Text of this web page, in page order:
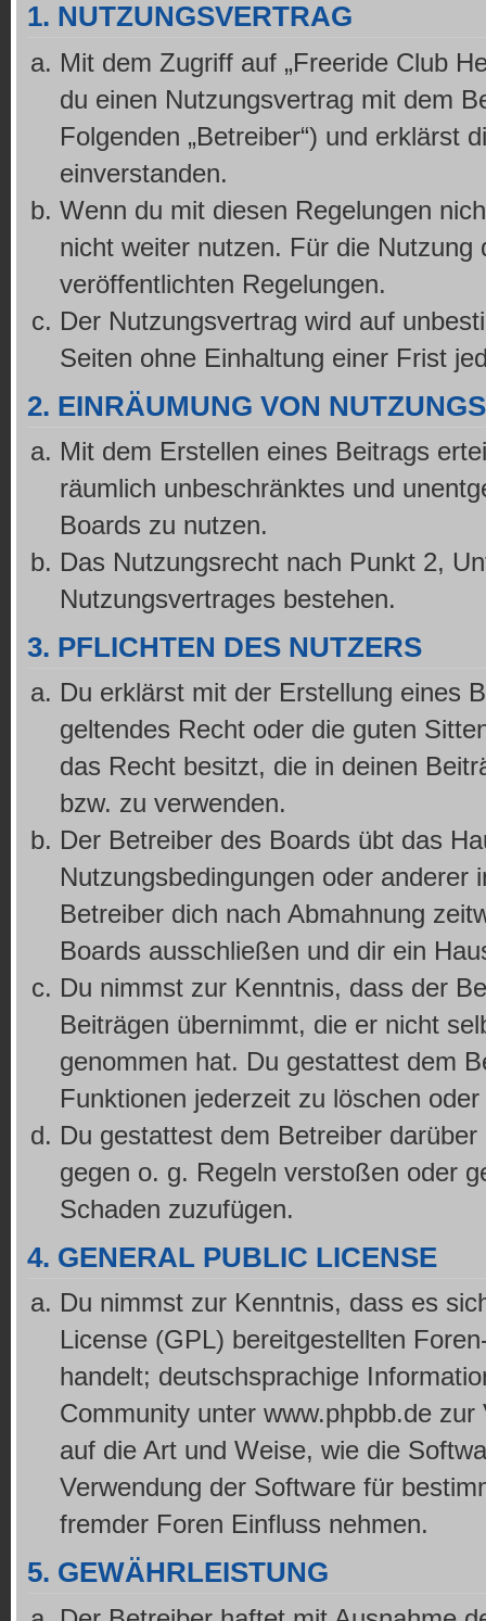
1. NUTZUNGSVERTRAG
Mit dem Zugriff auf „Freeride Club
du einen Nutzungsvertrag mit dem
Folgenden „Betreiber“) und erklärst
einverstanden.
Wenn du mit diesen Regelungen
nicht weiter nutzen. Für die
veröffentlichten Regelungen.
Der Nutzungsvertrag wird auf
Seiten ohne Einhaltung einer Frist
2. EINRÄUMUNG VON
Mit dem Erstellen eines Beitrags
räumlich unbeschränktes und
Boards zu nutzen.
Das Nutzungsrecht nach Punkt 2,
Nutzungsvertrages bestehen.
3. PFLICHTEN DES NUTZERS
Du erklärst mit der Erstellung eines
geltendes Recht oder die guten
das Recht besitzt, die in deinen
bzw. zu verwenden.
Der Betreiber des Boards übt das
Nutzungsbedingungen oder
Betreiber dich nach Abmahnung
Boards ausschließen und dir ein
Du nimmst zur Kenntnis, dass der
Beiträgen übernimmt, die er nicht
genommen hat. Du gestattest dem
Funktionen jederzeit zu löschen
Du gestattest dem Betreiber
gegen o. g. Regeln verstoßen oder
Schaden zuzufügen.
4. GENERAL PUBLIC LICENSE
Du nimmst zur Kenntnis, dass es
License (GPL) bereitgestellten
handelt; deutschsprachige
Community unter www.phpbb.de
auf die Art und Weise, wie die
Verwendung der Software für
fremder Foren Einfluss nehmen.
5. GEWÄHRLEISTUNG